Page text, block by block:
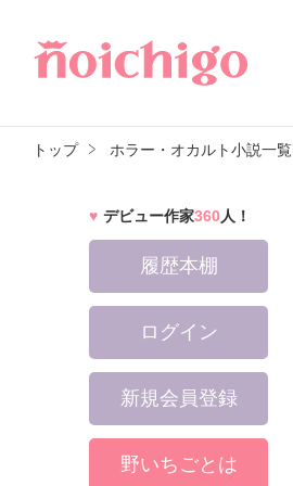
トップ ホラー・オカルト小説一覧
デビュー作家360人！
履歴本棚
ログイン
新規会員登録
野いちごとは